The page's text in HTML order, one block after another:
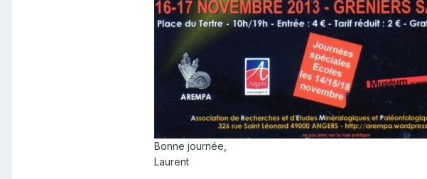
Bonne journée,
Laurent